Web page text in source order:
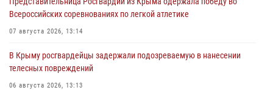
Всероссийских соревнованиях по легкой атлетике
07 августа 2026, 13:14
В Крыму росгвардейцы задержали подозреваемую в нанесении
телесных повреждений
06 августа 2026, 13:13